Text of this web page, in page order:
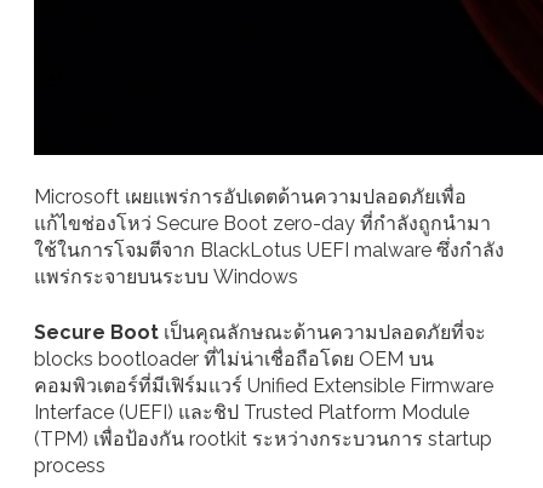
Microsoft เผยแพร่การอัปเดตด้านความปลอดภัยเพื่อ
แก้ไขช่องโหว่ Secure Boot zero-day ที่กำลังถูกนำมา
ใช้ในการโจมตีจาก BlackLotus UEFI malware ซึ่งกำลัง
แพร่กระจายบนระบบ Windows
Secure Boot เป็นคุณลักษณะด้านความปลอดภัยที่จะ
blocks bootloader ที่ไม่น่าเชื่อถือโดย OEM บน
คอมพิวเตอร์ที่มีเฟิร์มแวร์ Unified Extensible Firmware
Interface (UEFI) และชิป Trusted Platform Module
(TPM) เพื่อป้องกัน rootkit ระหว่างกระบวนการ startup
process